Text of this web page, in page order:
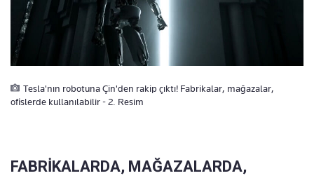
Tesla'nın robotuna Çin'den rakip çıktı! Fabrikalar, mağazalar,
ofislerde kullanılabilir - 2. Resim
FABRİKALARDA, MAĞAZALARDA,